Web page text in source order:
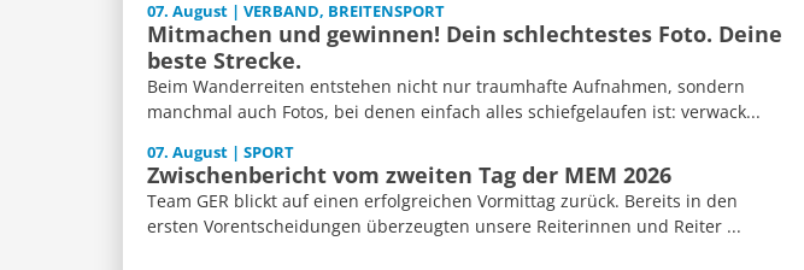
07. August | VERBAND, BREITENSPORT
Mitmachen und gewinnen! Dein schlechtestes Foto. Deine
beste Strecke.
Beim Wanderreiten entstehen nicht nur traumhafte Aufnahmen, sondern
manchmal auch Fotos, bei denen einfach alles schiefgelaufen ist: verwack...
07. August | SPORT
Zwischenbericht vom zweiten Tag der MEM 2026
Team GER blickt auf einen erfolgreichen Vormittag zurück. Bereits in den
ersten Vorentscheidungen überzeugten unsere Reiterinnen und Reiter ...